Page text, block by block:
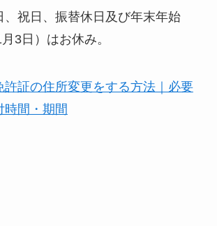
、祝日、振替休日及び年末年始
3日）はお休み。
許証の住所変更をする方法｜必要
時間・期間